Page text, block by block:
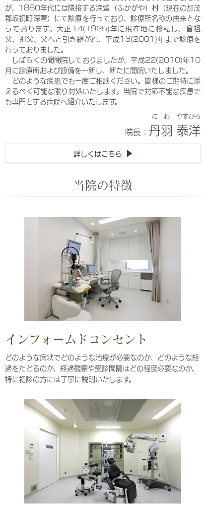
合があります。
2020.06.10(水)
新しい白内障手術検査機器を導入いたしました
白内障手術において、手術精度を向上させるための検査機器、
alcon社のVERIONおよびORA SYSTEM with VerifEye
Lynkを導入いたしました。検査システムとしては県下２施設
目の導入となります。これらの検査機器の活用は、術後裸眼視
力を重視する患者さまや乱視用および多焦点眼内レンズを挿入
する患者さまに対して、従来より正確な度数の眼内レンズを選
2018.10.01(月)
なみだめでお困りの方
涙道内視鏡を使用した流涙症の治療を行っております(成人の
なみだめでお困りの方はご相談ください。
多焦点眼内レンズを用いた水晶体再建術
先進医療「多焦点眼内レンズを用いた水晶体再建術」の実施施
設として厚生労働省より認定されました。
が、1880年代には隣接する深萱（ふかがや）村（現在の加茂
郡坂祝町深萱）にて診療を行っており、診療所名称の由来とな
っております。大正14(1925)年に現在地に移転し、曾祖
父、祖父、父へと引き継がれ、平成13(2001)年まで診療を
行っておりました。
しばらくの間閉院しておりましたが、平成22(2010)年10
月に診療所および設備を一新し、新たに開院いたしました。
どのような疾患でも一度ご相談ください。皆様のご期待に添
えるべく可能な限り対処いたします。当院で対応不能な疾患で
も専門とする病院へ紹介いたします。
院長： 丹羽
にわ
泰洋
やすひろ
詳しくはこちら
当院の特徴
インフォームドコンセント
どのような病状でどのような治療が必要なのか、どのような経
過をたどるのか、経過観察や受診間隔はどの程度必要なのか、
特に初診の方には丁寧に説明いたします。